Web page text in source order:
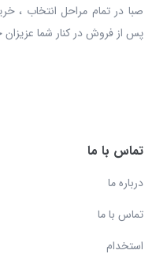
صبا در تمام مراحل انتخاب ،
پس از فروش در کنار شما عزیزان
تماس با ما
درباره ما
تماس با ما
استخدام